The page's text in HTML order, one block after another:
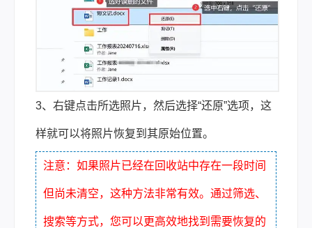
3、右键点击所选照片，然后选择“还原”选项，这
样就可以将照片恢复到其原始位置。
注意：如果照片已经在回收站中存在一段时间
但尚未清空，这种方法非常有效。通过筛选、
搜索等方式，您可以更高效地找到需要恢复的